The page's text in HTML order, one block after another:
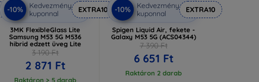
-10%
Kedvezmény
kuponnal
EXTRA10
3MK FlexibleGlass Lite
Samsung M53 5G M536
hibrid edzett üveg Lite
3 190 Ft
2 871 Ft
Raktáron > 5 darab
-10%
Kedvezmény
kuponnal
EXTRA10
Spigen Liquid Air, fekete -
Galaxy M53 5G (ACS04344)
7 390 Ft
6 651 Ft
Raktáron 2 darab